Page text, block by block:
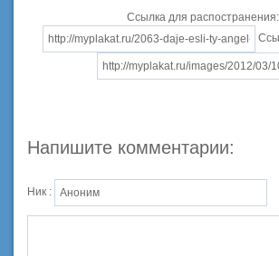
Ссылка для распостранения:
Напишите комментарии:
Ник :